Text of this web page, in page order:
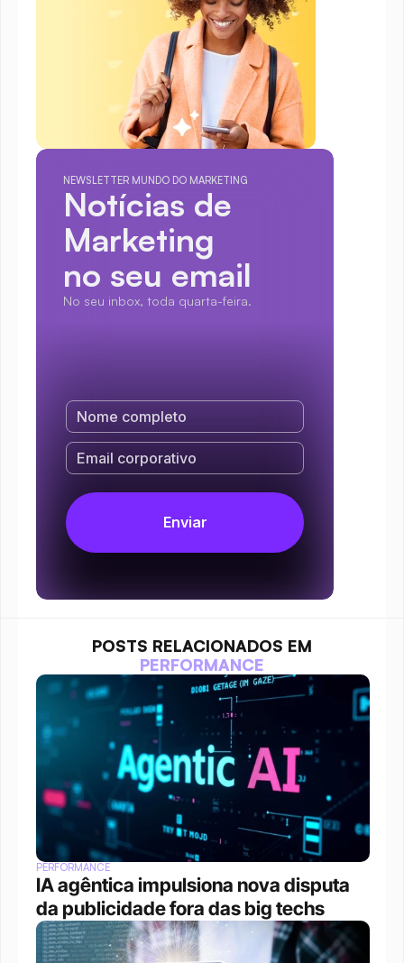
NEWSLETTER MUNDO DO MARKETING
Notícias de
Marketing
no seu email
No seu inbox, toda quarta-feira.
POSTS RELACIONADOS EM
PERFORMANCE
PERFORMANCE
IA agêntica impulsiona nova disputa
da publicidade fora das big techs